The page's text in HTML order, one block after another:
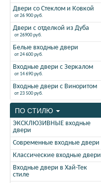
Двери со Стеклом и Ковкой
от 26 900 руб.
Двери с отделкой из Дуба
от 26900 руб.
Белые входные двери
от 24 600 руб.
Входные двери с Зеркалом
от 14 690 руб.
Входные двери с Виноритом
от 23 500 руб.
ПО СТИЛЮ
ЭКСКЛЮЗИВНЫЕ входные
двери
Современные входные двери
Классические входные двери
Входные двери в Хай-Тек
стиле